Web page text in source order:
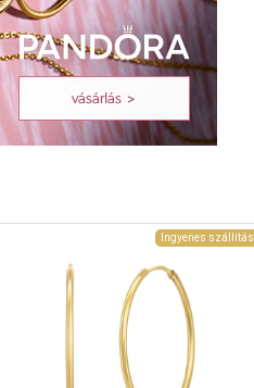
Ingyenes szállítás